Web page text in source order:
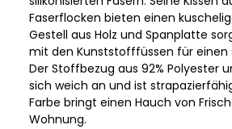
Faserflocken bieten einen
Gestell aus Holz und Spanplatte
mit den Kunststofffüssen für einen
Der Stoffbezug aus 92% Polyester
sich weich an und ist
Farbe bringt einen Hauch von
Wohnung.